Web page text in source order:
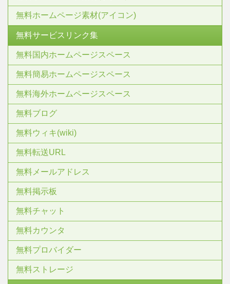
無料ホームページ素材(アイコン)
無料サービスリンク集
無料国内ホームページスペース
無料簡易ホームページスペース
無料海外ホームページスペース
無料ブログ
無料ウィキ(wiki)
無料転送URL
無料メールアドレス
無料掲示板
無料チャット
無料カウンタ
無料プロバイダー
無料ストレージ